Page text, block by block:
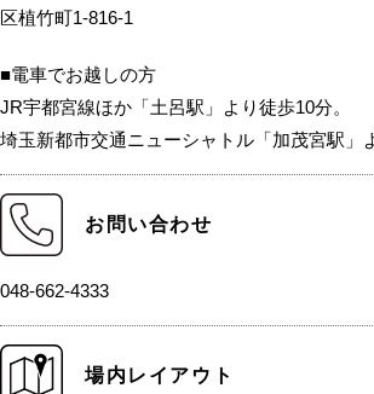
区植竹町1-816-1
■電車でお越しの方
JR宇都宮線ほか「土呂駅」より徒歩10分。
埼玉新都市交通ニューシャトル「加茂宮駅」
お問い合わせ
048-662-4333
場内レイアウト